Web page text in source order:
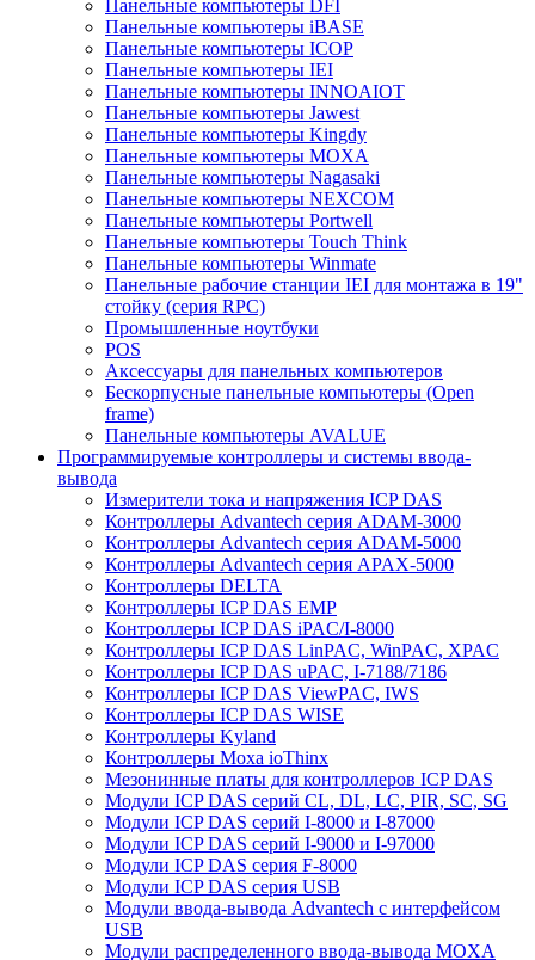
Панельные компьютеры DFI
Панельные компьютеры iBASE
Панельные компьютеры ICOP
Панельные компьютеры IEI
Панельные компьютеры INNOAIOT
Панельные компьютеры Jawest
Панельные компьютеры Kingdy
Панельные компьютеры MOXA
Панельные компьютеры Nagasaki
Панельные компьютеры NEXCOM
Панельные компьютеры Portwell
Панельные компьютеры Touch Think
Панельные компьютеры Winmate
Панельные рабочие станции IEI для монтажа в 19"
стойку (серия RPC)
Промышленные ноутбуки
POS
Аксессуары для панельных компьютеров
Бескорпусные панельные компьютеры (Open
frame)
Панельные компьютеры AVALUE
Программируемые контроллеры и системы ввода-
вывода
Измерители тока и напряжения ICP DAS
Контроллеры Advantech серия ADAM-3000
Контроллеры Advantech серия ADAM-5000
Контроллеры Advantech серия APAX-5000
Контроллеры DELTA
Контроллеры ICP DAS EMP
Контроллеры ICP DAS iPAC/I-8000
Контроллеры ICP DAS LinPAC, WinPAC, XPAC
Контроллеры ICP DAS uPAC, I-7188/7186
Контроллеры ICP DAS ViewPAC, IWS
Контроллеры ICP DAS WISE
Контроллеры Kyland
Контроллеры Moxa ioThinx
Мезонинные платы для контроллеров ICP DAS
Модули ICP DAS серий CL, DL, LC, PIR, SC, SG
Модули ICP DAS серий I-8000 и I-87000
Модули ICP DAS серий I-9000 и I-97000
Модули ICP DAS серия F-8000
Модули ICP DAS серия USB
Модули ввода-вывода Advantech с интерфейсом
USB
Модули распределенного ввода-вывода MOXA